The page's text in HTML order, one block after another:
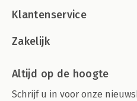
Klantenservice
Zakelijk
Altijd op de hoogte
Schrijf u in voor onze